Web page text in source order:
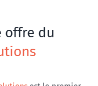
offre du